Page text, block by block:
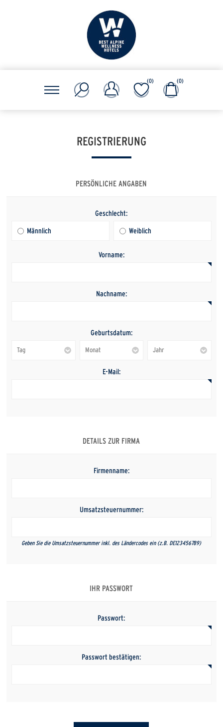
(0) (0)
REGISTRIERUNG
PERSÖNLICHE ANGABEN
Geschlecht:
Männlich Weiblich
Vorname:
Nachname:
Geburtsdatum:
E-Mail:
DETAILS ZUR FIRMA
Firmenname:
Umsatzsteuernummer:
Geben Sie die Umsatzsteuernummer inkl. des Ländercodes ein (z.B. DE123456789)
IHR PASSWORT
Passwort:
Passwort bestätigen: